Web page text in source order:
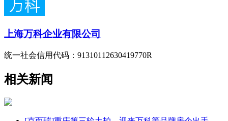
上海万科企业有限公司
统一社会信用代码：91310112630419770R
相关新闻